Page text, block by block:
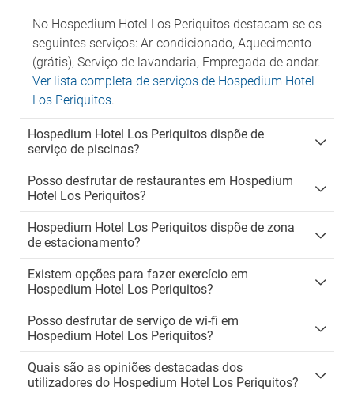
No Hospedium Hotel Los Periquitos destacam-se os
seguintes serviços: Ar-condicionado, Aquecimento
(grátis), Serviço de lavandaria, Empregada de andar.
Ver lista completa de serviços de Hospedium Hotel
Los Periquitos.
Hospedium Hotel Los Periquitos dispõe de
serviço de piscinas?
Posso desfrutar de restaurantes em Hospedium
Hotel Los Periquitos?
Hospedium Hotel Los Periquitos dispõe de zona
de estacionamento?
Existem opções para fazer exercício em
Hospedium Hotel Los Periquitos?
Posso desfrutar de serviço de wi-fi em
Hospedium Hotel Los Periquitos?
Quais são as opiniões destacadas dos
utilizadores do Hospedium Hotel Los Periquitos?